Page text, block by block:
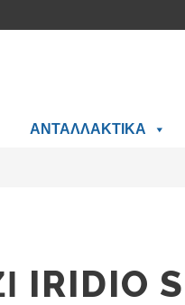
ΑΝΤΑΛΛΑΚΤΙΚΑ